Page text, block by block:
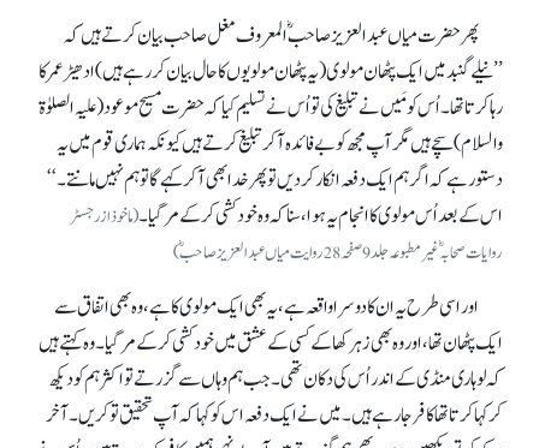
پھر حضرت میاں عبدالعزیز صاحبؓ المعروف مغل صاحب بیان کرتے ہیں کہ
’’نیلے گنبد میں ایک پٹھان مولوی (یہ پٹھان مولویوں کا حال بیان کر رہے ہیں ) ادھیڑ عمر کا
رہا کرتا تھا۔ اُس کو مَیں نے تبلیغ کی تو اُس نے تسلیم کیا کہ حضرت مسیح موعود (علیہ الصلوٰۃ
والسلام) سچے ہیں مگر آپ مجھ کو بے فائدہ آ کر تبلیغ کرتے ہیں کیونکہ ہماری قوم میں یہ
دستور ہے کہ اگر ہم ایک دفعہ انکارکر دیں تو پھر خدا بھی آ کر کہے گا تو ہم نہیں مانتے۔‘‘
اس کے بعد اُس مولوی کا انجام یہ ہوا، سنا کہ وہ خود کشی کر کے مر گیا۔(ماخوذ ازرجسٹر
روایات صحابہؓ غیر مطبوعہ جلد 9صفحہ28 روایت میاں عبدالعزیز صاحبؓ)
اور اسی طرح یہ ان کا دوسرا واقعہ ہے، یہ بھی ایک مولوی کا ہے، وہ بھی اتفاق سے
ایک پٹھان تھا، اور وہ بھی زہر کھا کے کسی کے عشق میں خود کشی کر کے مر گیا۔ وہ کہتے ہیں
کہ لوہاری منڈی کے اندر اُس کی دکان تھی۔ جب ہم وہاں سے گزرتے تو اکثر ہم کو دیکھ
کر کہا کرتا تھا کافر جا رہے ہیں۔ میں نے ایک دفعہ اس کو کہا کہ آپ تحقیق تو کریں۔ آخر